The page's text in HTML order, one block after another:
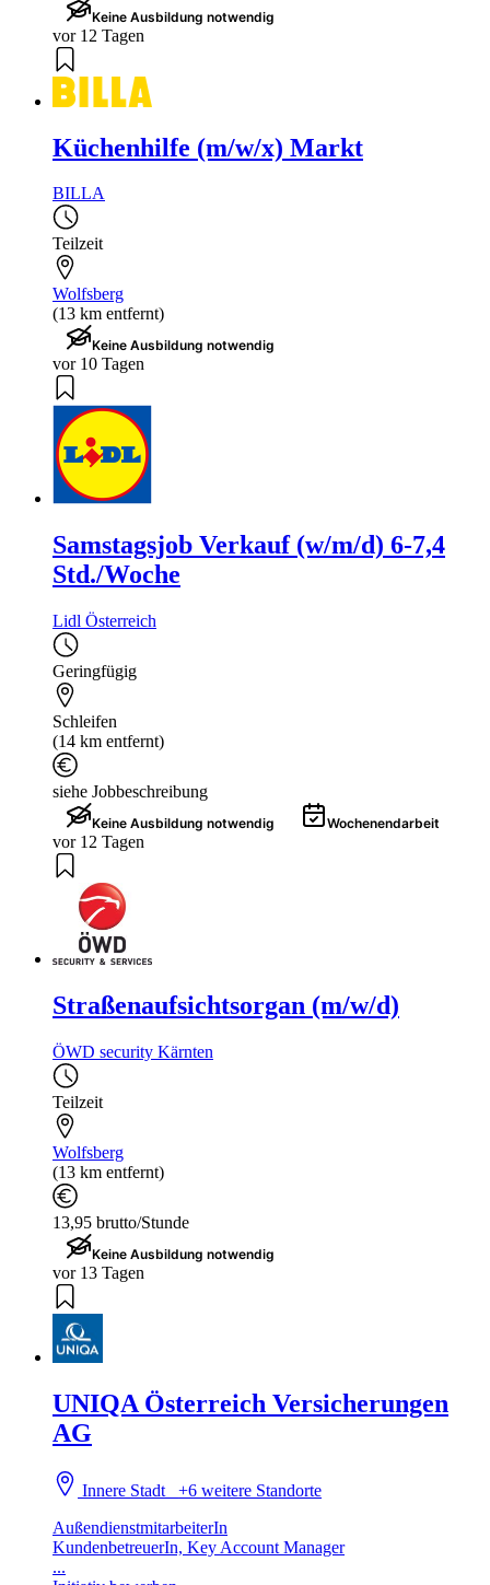
Keine Ausbildung notwendig
vor 12 Tagen
Küchenhilfe (m/w/x) Markt
BILLA
Teilzeit
Wolfsberg
(13 km entfernt)
Keine Ausbildung notwendig
vor 10 Tagen
Samstagsjob Verkauf (w/m/d) 6-7,4
Std./Woche
Lidl Österreich
Geringfügig
Schleifen
(14 km entfernt)
siehe Jobbeschreibung
Keine Ausbildung notwendig Wochenendarbeit
vor 12 Tagen
Straßenaufsichtsorgan (m/w/d)
ÖWD security Kärnten
Teilzeit
Wolfsberg
(13 km entfernt)
13,95 brutto/Stunde
Keine Ausbildung notwendig
vor 13 Tagen
UNIQA Österreich Versicherungen
AG
Innere Stadt+6 weitere Standorte
AußendienstmitarbeiterIn
KundenbetreuerIn, Key Account Manager
...